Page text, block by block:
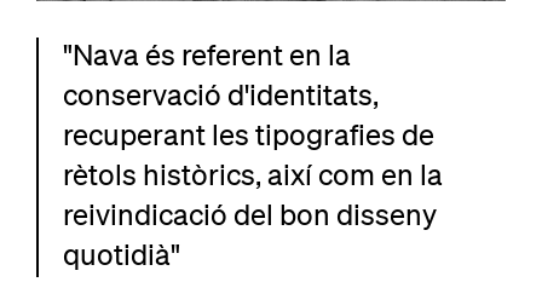
"Nava és referent en la
conservació d'identitats,
recuperant les tipografies de
rètols històrics, així com en la
reivindicació del bon disseny
quotidià"